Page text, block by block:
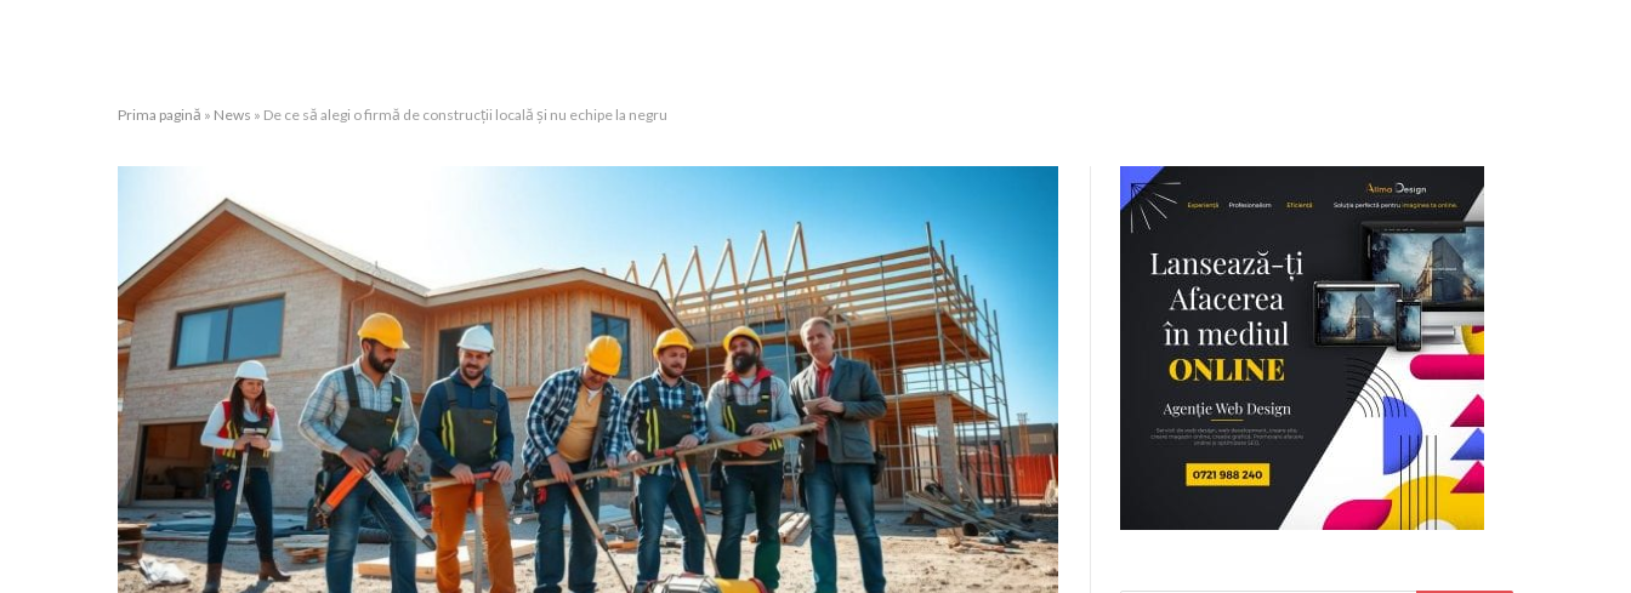
Prima pagină » News » De ce să alegi o firmă de construcții locală și nu echipe la negru